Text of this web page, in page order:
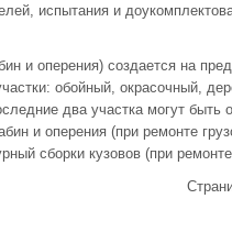
испытания и
и оперения) создается на
обойный, окрасочный,
два участка могут
и оперения (при ремонте
сборки кузовов (при